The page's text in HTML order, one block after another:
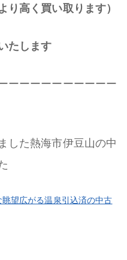
り高く買い取ります）
たします
ーーーーーーーーーー
した熱海市伊豆山の中
望広がる温泉引込済の中古